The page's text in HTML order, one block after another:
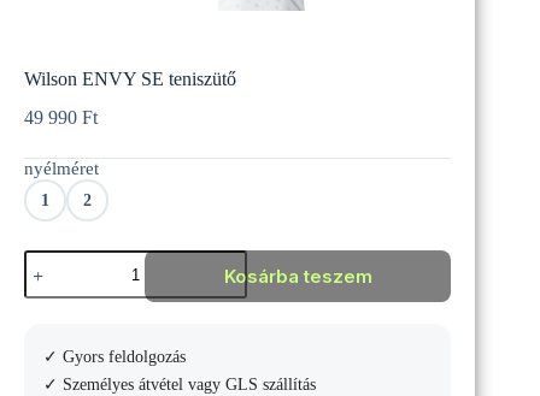
Wilson ENVY SE teniszütő
49 990 Ft
nyélméret
1 2
Wilson
ENVY
SE
Kosárba teszem
✓ Gyors feldolgozás
✓ Személyes átvétel vagy GLS szállítás